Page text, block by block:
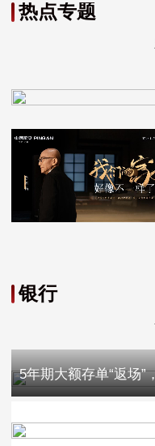
热点专题
银行
5年期大额存单“返场”